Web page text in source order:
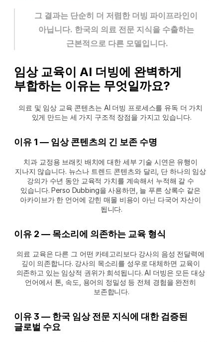
그 결과는 단순히 더 저렴한 더빙 파이프라인이
아닙니다. 한국의 의료 전문 지식을 수출하는
근본적으로 다른 모델입니다.
임상 교육이 AI 더빙에 완벽하게
부합하는 이유는 무엇일까요?
의료 및 임상 교육 콘텐츠는 AI 더빙 프로세스를 유독 더 가치
있게 만드는 세 가지 구조적 장점을 가지고 있습니다.
이유 1 — 임상 콘텐츠의 긴 보존 수명
치과 교정용 브래킷 배치에 대한 세부 기술 시연은 유행이
지나지 않습니다. 뉴스나 트렌드 콘텐츠와 달리, 단 하나의 임상
강의가 수년 동안 교육적 가치를 계속해서 누적해 갈 수
있습니다. Perso Dubbing을 사용하면, 늘 푸른 상록수 같은
아카이브가 한 언어에 갇힌 매몰 비용이 아닌 다국어 자산이
됩니다.
이유 2 — 목소리에 의존하는 교육 형식
의료 교육은 다른 그 어떤 카테고리보다 강사의 음성 전달력에
깊이 의존합니다. 강사의 목소리를 성우로 대체하면 교육이
의존하고 있는 임상적 권위가 희석됩니다. AI 더빙은 모든 대상
언어에서 톤, 속도, 용어의 정밀성 등 전체 경험을 완전히
보존합니다.
이유 3 — 한국 임상 전문 지식에 대한 검증된
글로벌 수요